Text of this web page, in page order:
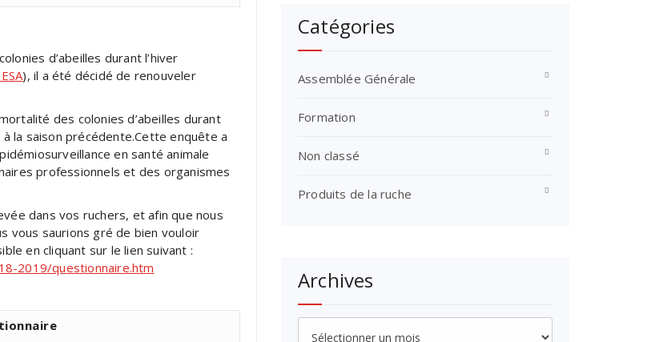
d’abeilles durant l’hiver
), il a été décidé de renouveler
des colonies d’abeilles durant
la saison précédente.Cette enquête a
en santé animale
professionnels et des organismes
dans vos ruchers, et afin que nous
vous saurions gré de bien vouloir
en cliquant sur le lien suivant :
2019/questionnaire.htm
Catégories
Assemblée Générale
Formation
Non classé
Produits de la ruche
Archives